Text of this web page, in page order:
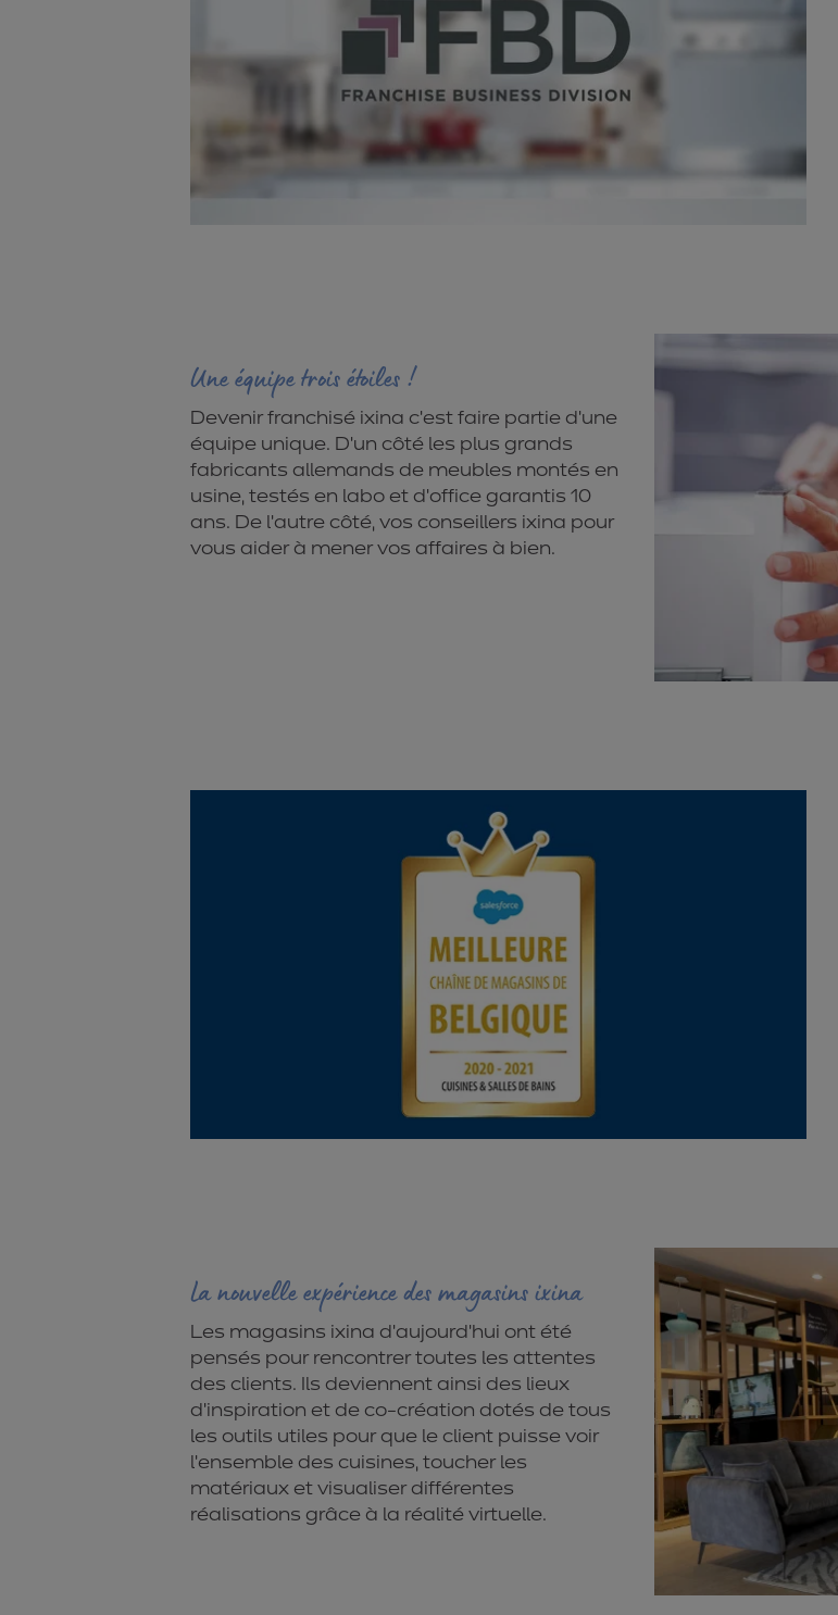
Une équipe trois étoiles !
Devenir franchisé ixina c’est faire partie d’une
équipe unique. D’un côté les plus grands
fabricants allemands de meubles montés en
usine, testés en labo et d’office garantis 10
ans. De l’autre côté, vos conseillers ixina pour
vous aider à mener vos affaires à bien.
La nouvelle expérience des magasins ixina
Les magasins ixina d’aujourd’hui ont été
pensés pour rencontrer toutes les attentes
des clients. Ils deviennent ainsi des lieux
d’inspiration et de co-création dotés de tous
les outils utiles pour que le client puisse voir
l’ensemble des cuisines, toucher les
matériaux et visualiser différentes
réalisations grâce à la réalité virtuelle.